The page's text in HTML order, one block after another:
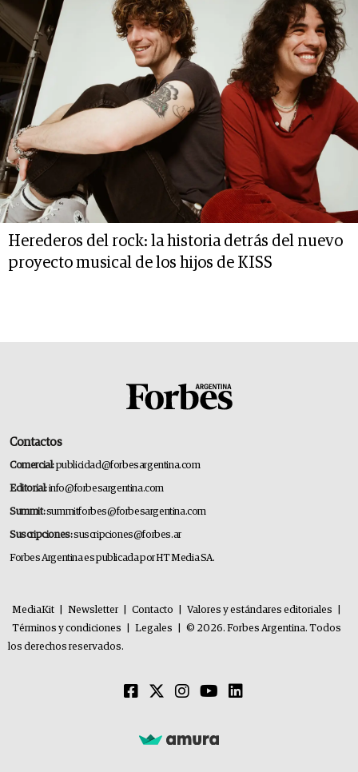
Herederos del rock: la historia detrás del nuevo
proyecto musical de los hijos de KISS
Contactos
Comercial:publicidad@forbesargentina.com
Editorial:info@forbesargentina.com
Summit:summitforbes@forbesargentina.com
Suscripciones:suscripciones@forbes.ar
Forbes Argentina es publicada por HT Media SA.
MediaKit Newsletter Contacto Valores y estándares editoriales
Términos y condiciones
Legales
© 2026. Forbes Argentina. Todos
los derechos reservados.